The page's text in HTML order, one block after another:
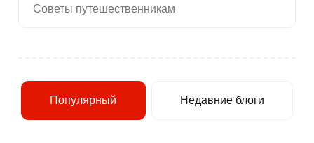
Советы путешественникам
Популярный Недавние блоги